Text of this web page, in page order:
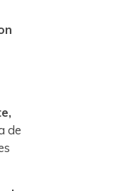
de